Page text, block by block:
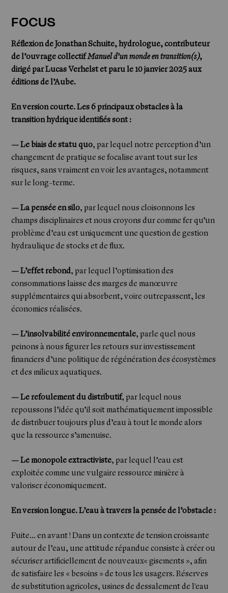
FOCUS
Réflexion de Jonathan Schuite, hydrologue, contributeur
de l’ouvrage collectifManuel d’un monde en transition(s),
dirigé par Lucas Verhelst et paru le 10 janvier 2025 aux
éditions de l’Aube.
En version courte. Les 6 principaux obstacles à la
transition hydrique identifiés sont :
— Le biais de statu quo, par lequel notre perception d’un
changement de pratique se focalise avant tout sur les
risques, sans vraiment en voir les avantages, notamment
sur le long-terme.
— La pensée en silo, par lequel nous cloisonnons les
champs disciplinaires et nous croyons dur comme fer qu’un
problème d’eau est uniquement une question de gestion
hydraulique de stocks et de flux.
— L’effet rebond, par lequel l’optimisation des
consommations laisse des marges de manœuvre
supplémentaires qui absorbent, voire outrepassent, les
économies réalisées.
— L’insolvabilité environnementale, parle quel nous
peinons à nous figurer les retours sur investissement
financiers d’une politique de régénération des écosystèmes
et des milieux aquatiques.
— Le refoulement du distributif, par lequel nous
repoussons l’idée qu’il soit mathématiquement impossible
de distribuer toujours plus d’eau à tout le monde alors
que la ressource s’amenuise.
— Le monopole extractiviste, par lequel l’eau est
exploitée comme une vulgaire ressource minière à
valoriser économiquement.
En version longue. L’eau à travers la pensée de l’obstacle :
Fuite... en avant ! Dans un contexte de tension croissante
autour de l’eau, une attitude répandue consiste à créer ou
sécuriser artificiellement de nouveaux« gisements », afin
de satisfaire les « besoins » de tous les usagers. Réserves
de substitution agricoles, usines de dessalement de l'eau